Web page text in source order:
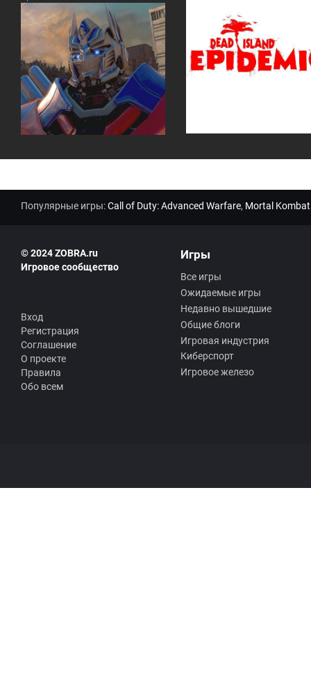
Популярные игры:Call of Duty: Advanced Warfare, Mortal
© 2024 ZOBRA.ru
Игровое сообщество
Вход
Регистрация
Соглашение
О проекте
Правила
Обо всем
Игры
Все игры
Ожидаемые игры
Недавно вышедшие
Общие блоги
Игровая индустрия
Киберспорт
Игровое железо